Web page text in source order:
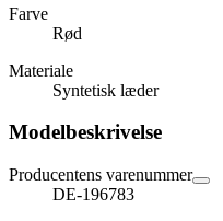
Farve
Rød
Materiale
Syntetisk læder
Modelbeskrivelse
Producentens varenummer
DE-196783